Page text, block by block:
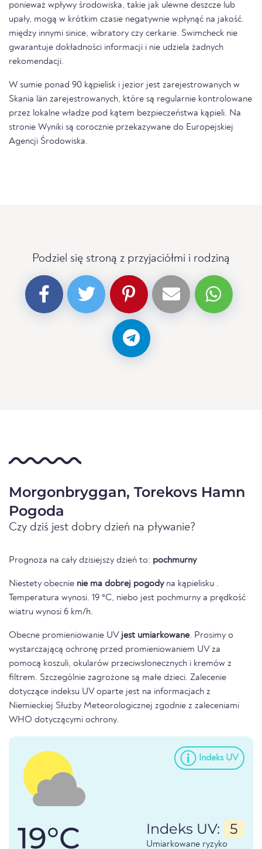
ponieważ wpływy środowiska, takie jak ulewne deszcze lub
upały, mogą w krótkim czasie negatywnie wpłynąć na jakość.
między innymi sinice, wibratory czy cerkarie. Swimcheck nie
gwarantuje dokładności informacji i nie udziela żadnych
rekomendacji.
W sumie ponad 90 kąpielisk i jezior jest zarejestrowanych w
Skania län zarejestrowanych, które są regularnie kontrolowane
przez lokalne władze pod kątem bezpieczeństwa kąpieli. Na
stronie Wyniki są corocznie przekazywane do Europejskiej
Agencji Środowiska.
Podziel się stroną z przyjaciółmi i rodziną
Morgonbryggan, Torekovs Hamn
Pogoda
Czy dziś jest dobry dzień na pływanie?
Prognoza na cały dzisiejszy dzień to: pochmurny
Niestety obecnie nie ma dobrej pogodyna kąpielisku .
Temperatura wynosi. 19 °C, niebo jest pochmurny a prędkość
wiatru wynosi 6 km/h.
Obecne promieniowanie UV jest umiarkowane. Prosimy o
wystarczającą ochronę przed promieniowaniem UV za
pomocą koszuli, okularów przeciwsłonecznych i kremów z
filtrem. Szczególnie zagrożone są małe dzieci. Zalecenie
dotyczące indeksu UV oparte jest na informacjach z
Niemieckiej Służby Meteorologicznej zgodnie z zaleceniami
WHO dotyczącymi ochrony.
Indeks UV
19°C Indeks UV: 5
Umiarkowane ryzyko